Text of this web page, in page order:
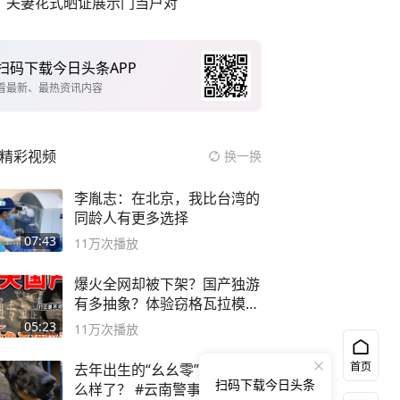
码下载今日头条APP
最新、最热资讯内容
精彩视频 换一换
07:43
李胤志：在北京，我比台湾的
同龄人有更多选择
11万次播放
05:23
爆火全网却被下架？国产独游
有多抽象？体验窃格瓦拉模拟
器！
11万次播放
去年出生的“幺幺零”，如今怎
么样了？ #云南警事
首页
扫码下载今日头条